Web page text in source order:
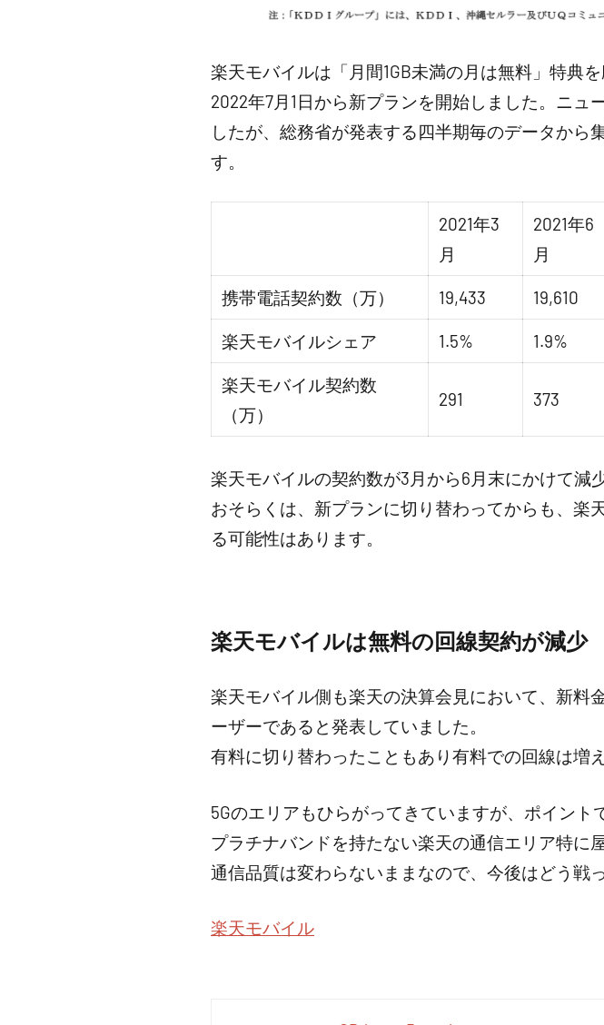
楽天モバイルは「月間1GB未満の月は無料」特典
2022年7月1日から新プランを開始しました。ニ
したが、総務省が発表する四半期毎のデータから
す。
2021年3
月
2021年6
月
携帯電話契約数（万） 19,433 19,610
楽天モバイルシェア 1.5% 1.9%
楽天モバイル契約数
（万）
291 373
楽天モバイルの契約数が3月から6月末にかけて減
おそらくは、新プランに切り替わってからも、楽
る可能性はあります。
楽天モバイルは無料の回線契約が減少
楽天モバイル側も楽天の決算会見において、新料
ーザーであると発表していました。
有料に切り替わったこともあり有料での回線は増
5Gのエリアもひらがってきていますが、ポイント
プラチナバンドを持たない楽天の通信エリア特に
通信品質は変わらないままなので、今後はどう戦
楽天モバイル